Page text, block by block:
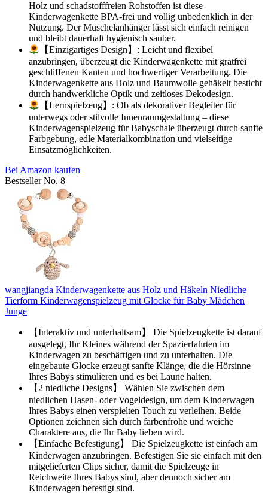
Holz und schadstofffreien Rohstoffen ist diese
Kinderwagenkette BPA-frei und völlig unbedenklich in der
Nutzung. Der Muschelanhänger lässt sich einfach reinigen
und bleibt dauerhaft hygienisch sauber.
【Einzigartiges Design】: Leicht und flexibel
anzubringen, überzeugt die Kinderwagenkette mit gratfrei
geschliffenen Kanten und hochwertiger Verarbeitung. Die
Kinderwagenkette aus Holz und Baumwolle gehäkelt besticht
durch handwerkliche Optik und zeitloses Dekodesign.
【Lernspielzeug】: Ob als dekorativer Begleiter für
unterwegs oder stilvolle Innenraumgestaltung – diese
Kinderwagenspielzeug für Babyschale überzeugt durch sanfte
Farbgebung, edle Materialkombination und vielseitige
Einsatzmöglichkeiten.
Bei Amazon kaufen
Bestseller No. 8
wangjiangda Kinderwagenkette aus Holz und Häkeln Niedliche
Tierform Kinderwagenspielzeug mit Glocke für Baby Mädchen
Junge
【Interaktiv und unterhaltsam】 Die Spielzeugkette ist darauf
ausgelegt, Ihr Kleines während der Spazierfahrten im
Kinderwagen zu beschäftigen und zu unterhalten. Die
eingebaute Glocke erzeugt sanfte Klänge, die die Hörsinne
Ihres Babys stimulieren und es bei Laune halten.
【2 niedliche Designs】 Wählen Sie zwischen dem
niedlichen Hasen- oder Vogeldesign, um dem Kinderwagen
Ihres Babys einen verspielten Touch zu verleihen. Beide
Optionen zeichnen sich durch farbenfrohe und weiche
Charaktere aus, die Ihr Baby lieben wird.
【Einfache Befestigung】 Die Spielzeugkette ist einfach am
Kinderwagen anzubringen. Befestigen Sie sie einfach mit den
mitgelieferten Clips sicher, damit die Spielzeuge in
Reichweite Ihres Babys sind, aber dennoch sicher am
Kinderwagen befestigt sind.